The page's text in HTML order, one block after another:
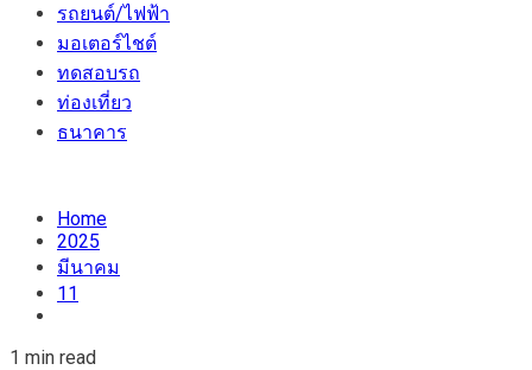
รถยนต์/ไฟฟ้า
มอเตอร์ไชต์
ทดสอบรถ
ท่องเที่ยว
ธนาคาร
Home
2025
มีนาคม
11
1 min read